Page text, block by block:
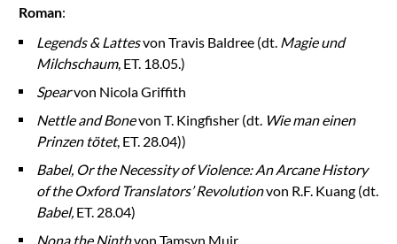
Roman:
Legends & Lattesvon Travis Baldree (dt. Magie und
Milchschaum, ET. 18.05.)
Spearvon Nicola Griffith
Nettle and Bonevon T. Kingfisher (dt. Wie man einen
Prinzen tötet, ET. 28.04))
Babel, Or the Necessity of Violence: An Arcane History
of the Oxford Translators’ Revolutionvon R.F. Kuang (dt.
Babel,ET. 28.04)
Nona the Ninthvon Tamsyn Muir